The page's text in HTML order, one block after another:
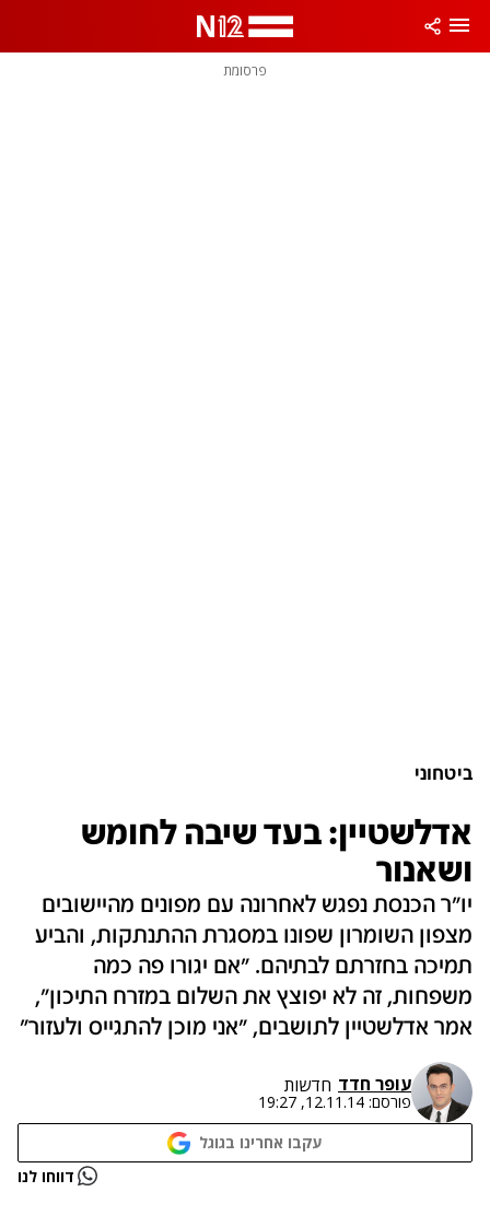
פרסומת
ביטחוני
אדלשטיין: בעד שיבה לחומש
ושאנור
יו"ר הכנסת נפגש לאחרונה עם מפונים מהיישובים
מצפון השומרון שפונו במסגרת ההתנתקות, והביע
תמיכה בחזרתם לבתיהם. "אם יגורו פה כמה
משפחות, זה לא יפוצץ את השלום במזרח התיכון",
אמר אדלשטיין לתושבים, "אני מוכן להתגייס ולעזור"
עופר חדד חדשות
פורסם: 12.11.14, 19:27
עקבו אחרינו בגוגל
נתקלנו בבעיה דווחו לנו